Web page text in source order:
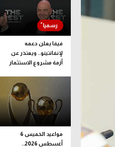
فيفا يعلن دعمه
لإنفانتينو.. ويعتذر عن
أزمة مشروع الاستثمار
مواعيد الخميس 6
أغسطس 2026..